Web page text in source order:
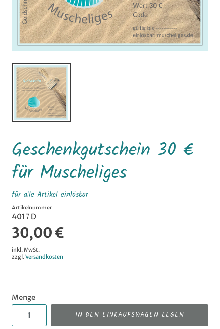
Geschenkgutschein 30 €
für Muscheliges
für alle Artikel einlösbar
Artikelnummer
4017 D
30,00 €
inkl. MwSt.
zzgl.Versandkosten
Menge
IN DEN EINKAUFSWAGEN LEGEN